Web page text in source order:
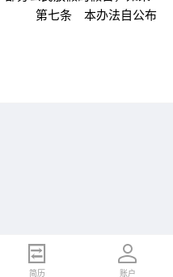
。 第七条 本办法自公布
简历 账户
简历 账户